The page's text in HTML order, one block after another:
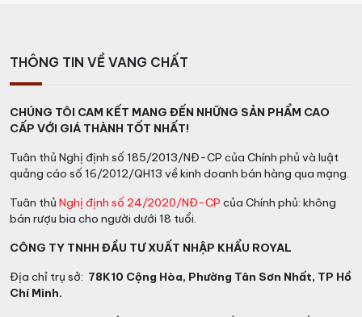
THÔNG TIN VỀ VANG CHẤT
CHÚNG TÔI CAM KẾT MANG ĐẾN NHỮNG SẢN PHẨM CAO
CẤP VỚI GIÁ THÀNH TỐT NHẤT!
Tuân thủ Nghị định số 185/2013/NĐ-CP của Chính phủ và luật
quảng cáo số 16/2012/QH13 về kinh doanh bán hàng qua mạng.
Tuân thủ Nghị định số 24/2020/NĐ-CP của Chính phủ: không
bán rượu bia cho người dưới 18 tuổi.
CÔNG TY TNHH ĐẦU TƯ XUẤT NHẬP KHẨU ROYAL
Địa chỉ trụ sở: 78K10 Cộng Hòa, Phường Tân Sơn Nhất, TP Hồ
Chí Minh.